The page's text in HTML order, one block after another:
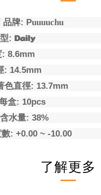
品牌: Puuuuchu
: Daily
: 8.6mm
: 14.5mm
色直徑: 13.7mm
盒: 10pcs
含水量: 38%
數: +0.00 ~ -10.00
了解更多